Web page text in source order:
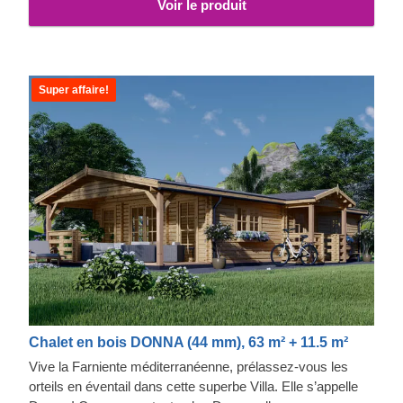
celle du modèle standard. Des accessoires peuvent
être inclus avec ce modèle ; n'hésitez pas à nous
Voir le produit
Super affaire!
Chalet en bois DONNA (44 mm), 63 m² + 11.5 m²
Vive la Farniente méditerranéenne, prélassez-vous les
orteils en éventail dans cette superbe Villa. Elle s’appelle